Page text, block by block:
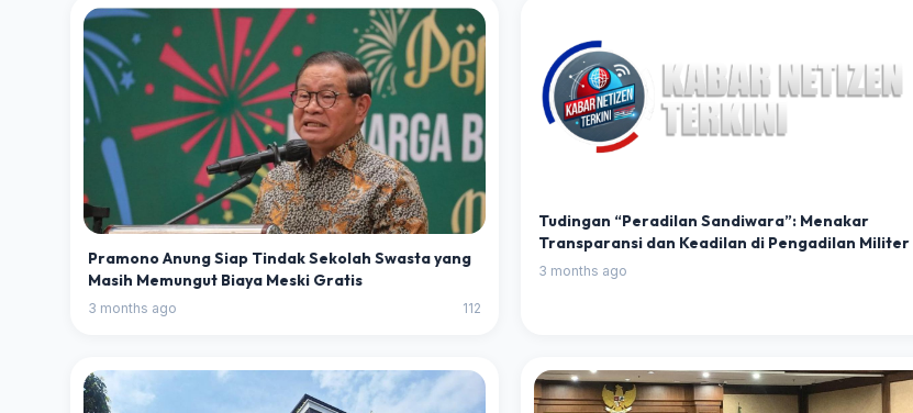
Pramono Anung Siap Tindak Sekolah Swasta yang
Masih Memungut Biaya Meski Gratis
3 months ago 112
Tudingan “Peradilan Sandiwara”: Menakar
Transparansi dan Keadilan di Pengadilan Militer
3 months ago